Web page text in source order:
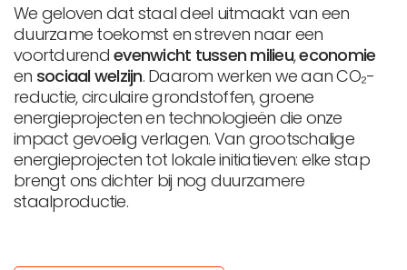
We geloven dat staal deel uitmaakt van een
duurzame toekomst en streven naar een
voortdurend evenwicht tussen milieu,economie
en sociaal welzijn. Daarom werken we aan CO₂-
reductie, circulaire grondstoffen, groene
energieprojecten en technologieën die onze
impact gevoelig verlagen. Van grootschalige
energieprojecten tot lokale initiatieven: elke stap
brengt ons dichter bij nog duurzamere
staalproductie.